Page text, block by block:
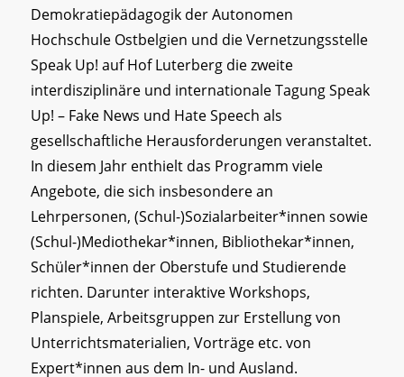
Demokratiepädagogik der Autonomen
Hochschule Ostbelgien und die Vernetzungsstelle
Speak Up! auf Hof Luterberg die zweite
interdisziplinäre und internationale Tagung Speak
Up! – Fake News und Hate Speech als
gesellschaftliche Herausforderungen veranstaltet.
In diesem Jahr enthielt das Programm viele
Angebote, die sich insbesondere an
Lehrpersonen, (Schul-)Sozialarbeiter*innen sowie
(Schul-)Mediothekar*innen, Bibliothekar*innen,
Schüler*innen der Oberstufe und Studierende
richten. Darunter interaktive Workshops,
Planspiele, Arbeitsgruppen zur Erstellung von
Unterrichtsmaterialien, Vorträge etc. von
Expert*innen aus dem In- und Ausland.